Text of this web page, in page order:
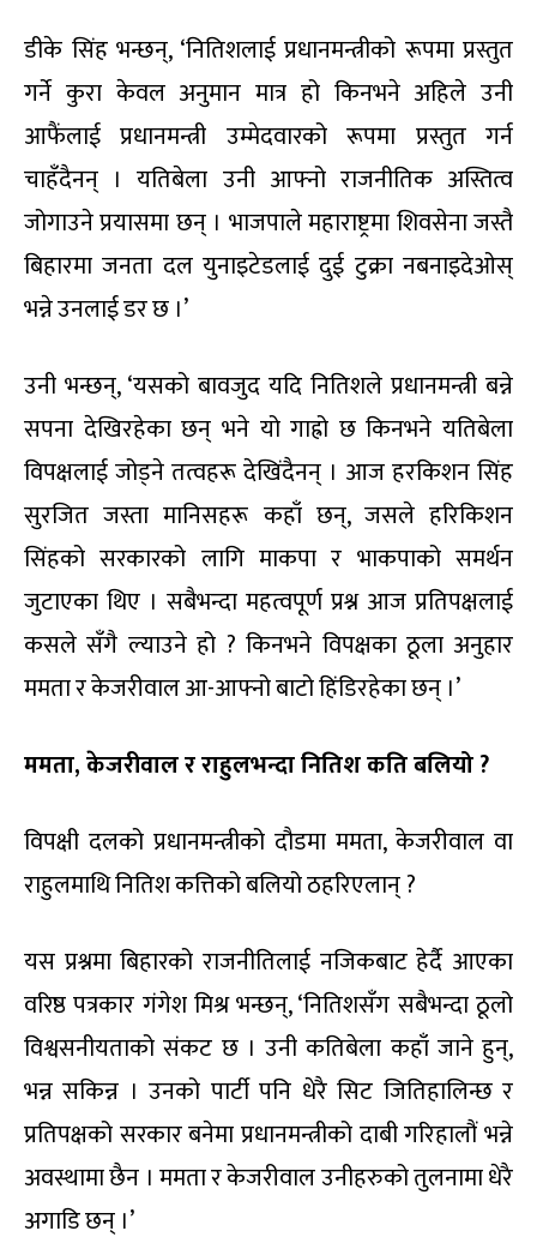
डीके सिंह भन्छन्, ‘नितिशलाई प्रधानमन्त्रीको रूपमा प्रस्तुत
गर्ने कुरा केवल अनुमान मात्र हो किनभने अहिले उनी
आफैंलाई प्रधानमन्त्री उम्मेदवारको रूपमा प्रस्तुत गर्न
चाहँदैनन् । यतिबेला उनी आफ्नो राजनीतिक अस्तित्व
जोगाउने प्रयासमा छन् । भाजपाले महाराष्ट्रमा शिवसेना जस्तै
बिहारमा जनता दल युनाइटेडलाई दुई टुक्रा नबनाइदेओस्
भन्ने उनलाई डर छ ।’
उनी भन्छन्, ‘यसको बावजुद यदि नितिशले प्रधानमन्त्री बन्ने
सपना देखिरहेका छन् भने यो गाह्रो छ किनभने यतिबेला
विपक्षलाई जोड्ने तत्वहरू देखिंदैनन् । आज हरकिशन सिंह
सुरजित जस्ता मानिसहरू कहाँ छन्, जसले हरिकिशन
सिंहको सरकारको लागि माकपा र भाकपाको समर्थन
जुटाएका थिए । सबैभन्दा महत्वपूर्ण प्रश्न आज प्रतिपक्षलाई
कसले सँगै ल्याउने हो ? किनभने विपक्षका ठूला अनुहार
ममता र केजरीवाल आ-आफ्नो बाटो हिंडिरहेका छन् ।’
ममता,केजरीवाल र राहुलभन्दानितिश कतिबलियो ?
विपक्षी दलको प्रधानमन्त्रीको दौडमा ममता, केजरीवाल वा
राहुलमाथि नितिश कत्तिको बलियो ठहरिएलान् ?
यस प्रश्नमा बिहारको राजनीतिलाई नजिकबाट हेर्दै आएका
वरिष्ठ पत्रकार गंगेश मिश्र भन्छन्, ‘नितिशसँग सबैभन्दा ठूलो
विश्वसनीयताको संकट छ । उनी कतिबेला कहाँ जाने हुन्,
भन्न सकिन्न । उनको पार्टी पनि धेरै सिट जितिहालिन्छ र
प्रतिपक्षको सरकार बनेमा प्रधानमन्त्रीको दाबी गरिहालौं भन्ने
अवस्थामा छैन । ममता र केजरीवाल उनीहरुको तुलनामा धेरै
अगाडि छन् ।’